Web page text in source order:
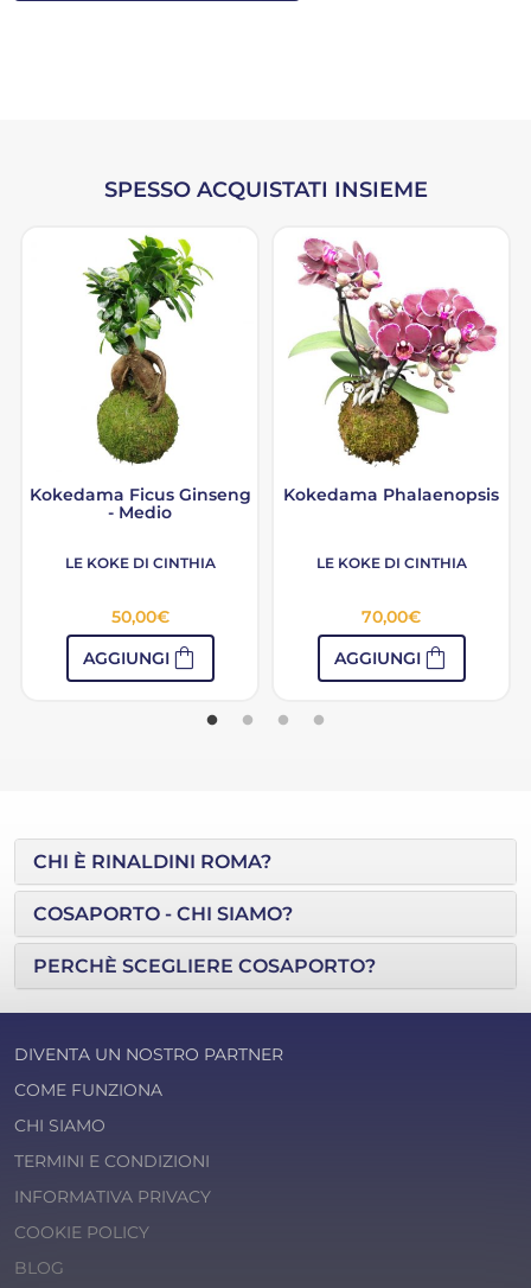
SPESSO ACQUISTATI INSIEME
Kokedama Ficus Ginseng
- Medio
LE KOKE DI CINTHIA
50,00€
AGGIUNGIshopping_bag
Kokedama Phalaenopsis
LE KOKE DI CINTHIA
70,00€
AGGIUNGIshopping_bag
CHI È RINALDINI ROMA?
COSAPORTO - CHI SIAMO?
PERCHÈ SCEGLIERE COSAPORTO?
DIVENTA UN NOSTRO PARTNER
COME FUNZIONA
CHI SIAMO
TERMINI E CONDIZIONI
INFORMATIVA PRIVACY
COOKIE POLICY
BLOG